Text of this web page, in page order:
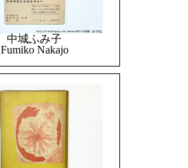
中城ふみ子
Fumiko Nakajo